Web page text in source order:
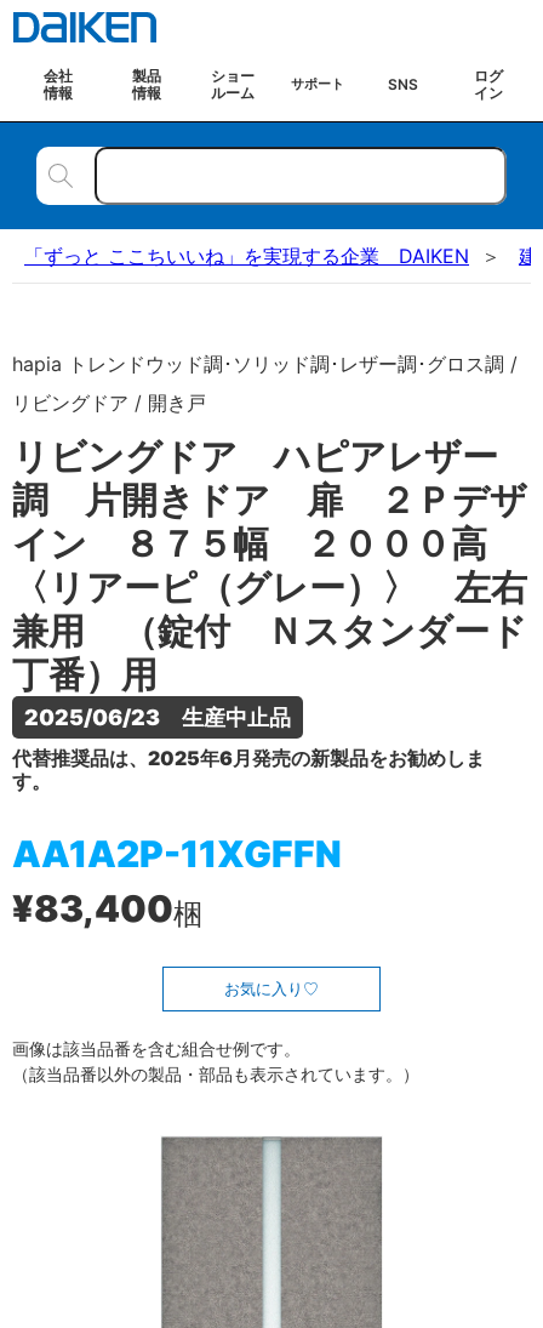
会社
情報
製品
情報
ショー
ルーム
サポート SNS
ログ
イン
「ずっと ここちいいね」を実現する企業 DAIKEN 建
hapia トレンドウッド調･ソリッド調･レザー調･グロス調 /
リビングドア / 開き戸
リビングドア ハピアレザー
調 片開きドア 扉 ２Ｐデザ
イン ８７５幅 ２０００高
〈リアーピ（グレー）〉 左右
兼用 （錠付 Ｎスタンダード
丁番）用
2025/06/23　生産中止品
代替推奨品は、2025年6月発売の新製品をお勧めしま
す。
AA1A2P-11XGFFN
¥83,400梱
お気に入り
画像は該当品番を含む組合せ例です。
（該当品番以外の製品・部品も表示されています。）